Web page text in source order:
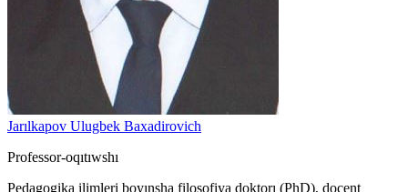
Jarılkapov Ulugbek Baxadirovich
Professor-oqıtıwshı
Pedagogika ilimleri boyınsha filosofiya doktorı (PhD), docent